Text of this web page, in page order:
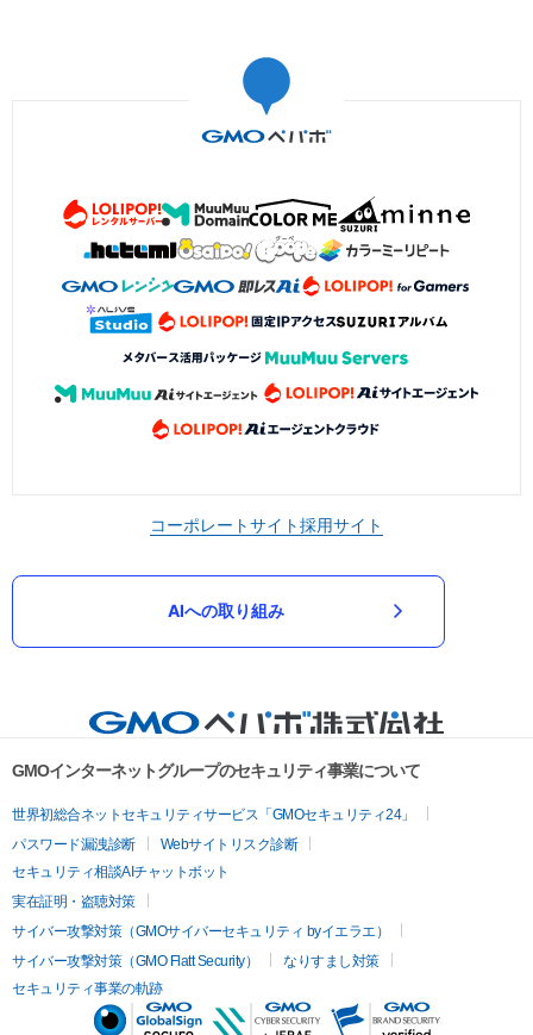
コーポレートサイト採用サイト
AIへの取り組み
GMOインターネットグループのセキュリティ事業について
世界初総合ネットセキュリティサービス「GMOセキュリティ24」
パスワード漏洩診断
Webサイトリスク診断
セキュリティ相談AIチャットボット
実在証明・盗聴対策
サイバー攻撃対策（GMOサイバーセキュリティ byイエラエ）
サイバー攻撃対策（GMO Flatt Security）
なりすまし対策
セキュリティ事業の軌跡